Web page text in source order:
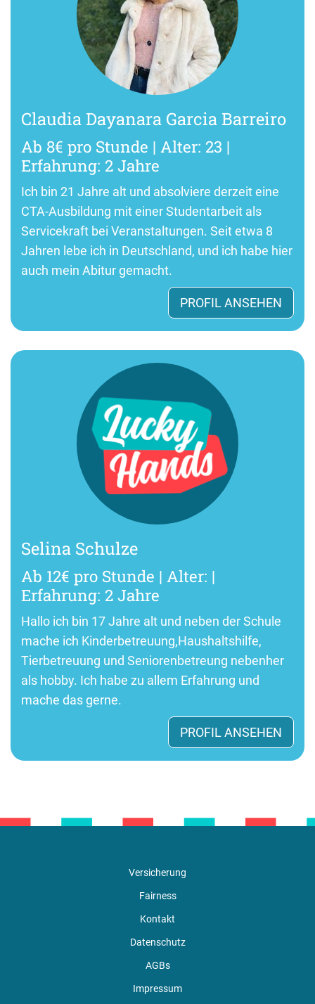
Claudia Dayanara Garcia Barreiro
Ab 8€ pro Stunde | Alter: 23 |
Erfahrung: 2 Jahre
Ich bin 21 Jahre alt und absolviere derzeit eine
CTA-Ausbildung mit einer Studentarbeit als
Servicekraft bei Veranstaltungen. Seit etwa 8
Jahren lebe ich in Deutschland, und ich habe hier
auch mein Abitur gemacht.
PROFIL ANSEHEN
Selina Schulze
Ab 12€ pro Stunde | Alter: |
Erfahrung: 2 Jahre
Hallo ich bin 17 Jahre alt und neben der Schule
mache ich Kinderbetreuung,Haushaltshilfe,
Tierbetreuung und Seniorenbetreung nebenher
als hobby. Ich habe zu allem Erfahrung und
mache das gerne.
PROFIL ANSEHEN
Versicherung
Fairness
Kontakt
Datenschutz
AGBs
Impressum